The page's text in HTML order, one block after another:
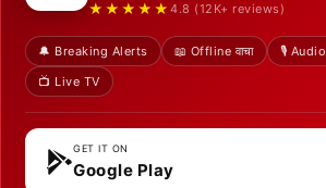
★★★★★ 4.8 (12K+ reviews)
🔔 Breaking Alerts 📖 Offline वाचा
🎙️
📺 Live TV
GET IT ON
Google Play